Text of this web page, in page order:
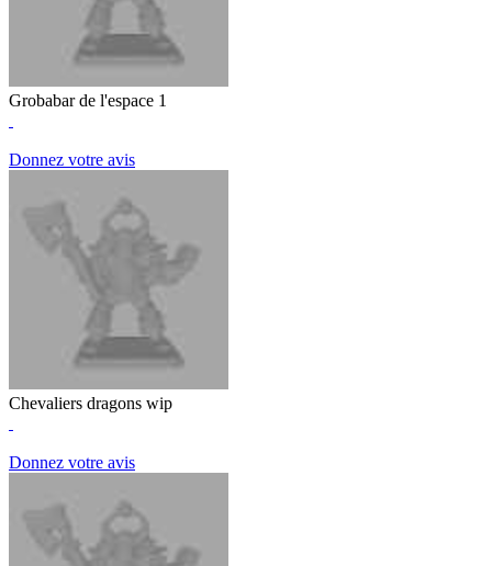
Grobabar de l'espace 1
Donnez votre avis
Chevaliers dragons wip
Donnez votre avis